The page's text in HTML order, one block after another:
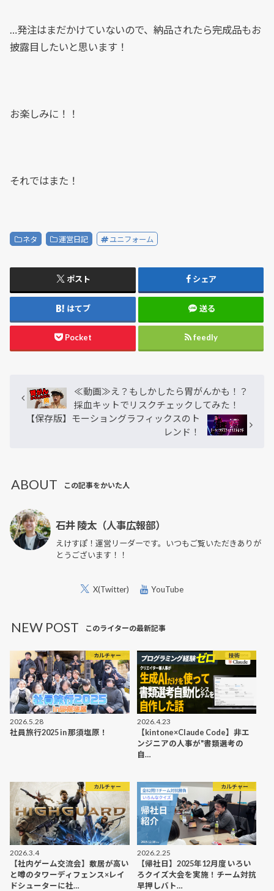
…発注はまだかけていないので、納品されたら完成品もお
披露目したいと思います！
お楽しみに！！
それではまた！
ネタ 運営日記 ユニフォーム
ポスト シェア
はてブ 送る
Pocket feedly
≪動画≫え？もしかしたら胃がんかも！？
採血キットでリスクチェックしてみた！
【保存版】モーショングラフィックスのト
レンド！
ABOUT この記事をかいた人
石井 陵太（人事広報部）
えけすぽ！運営リーダーです。いつもご覧いただきありが
とうございます！！
X(Twitter) YouTube
NEW POST このライターの最新記事
カルチャー
2026.5.28
社員旅行2025 in 那須塩原！
技術
2026.4.23
【kintone×Claude Code】非エ
ンジニアの人事が"書類選考の
自…
カルチャー
2026.3.4
【社内ゲーム交流会】敷居が高い
と噂のタワーディフェンス×レイ
ドシューターに社…
カルチャー
2026.2.25
【帰社日】2025年12月度 いろい
ろクイズ大会を実施！チーム対抗
早押しバト…